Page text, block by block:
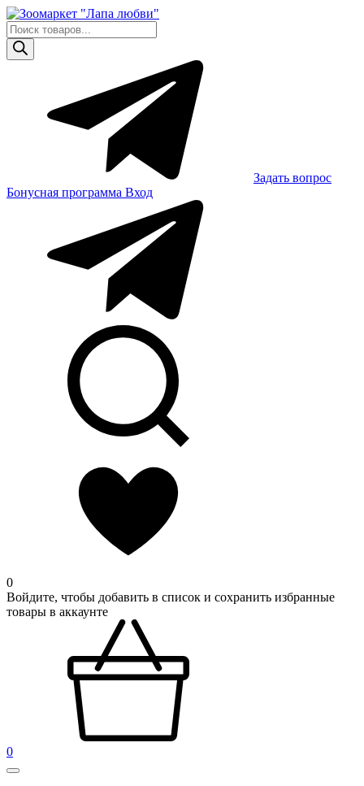
Skip
to
content
Поиск
товаров
Задать вопрос
Бонусная программа Вход
0
Войдите, чтобы добавить в список и сохранить избранные
товары в аккаунте
0